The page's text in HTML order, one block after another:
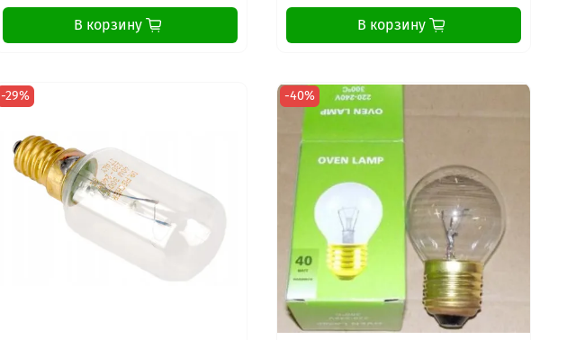
В корзину В корзину
-29% -40%